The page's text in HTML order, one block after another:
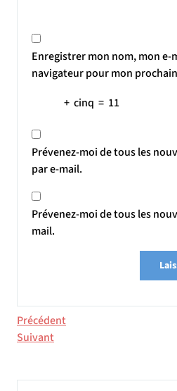
Enregistrer mon nom, mon e-
navigateur pour mon
+ cinq = 11
Prévenez-moi de tous les
par e-mail.
Prévenez-moi de tous les
mail.
Navigation
de
Article
précédent
Précédent
Article
Suivant